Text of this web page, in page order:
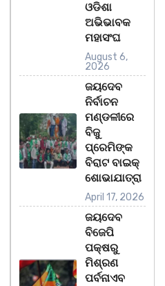
ଓଡିଶା
ଅଭିଭାବକ
ମହାସଂଘ
August 6,
2026
ଜୟଦେବ
ନିର୍ବାଚନ
ମଣ୍ଡଳୀରେ
ବିଜୁ
ପ୍ରେମିଙ୍କ
ବିରାଟ ବାଇକ୍
ଶୋଭାଯାତ୍ରା
April 17, 2026
ଜୟଦେବ
ବିଜେପି
ପକ୍ଷରୁ
ମିଶ୍ରଣ
ପର୍ବନାଏବ